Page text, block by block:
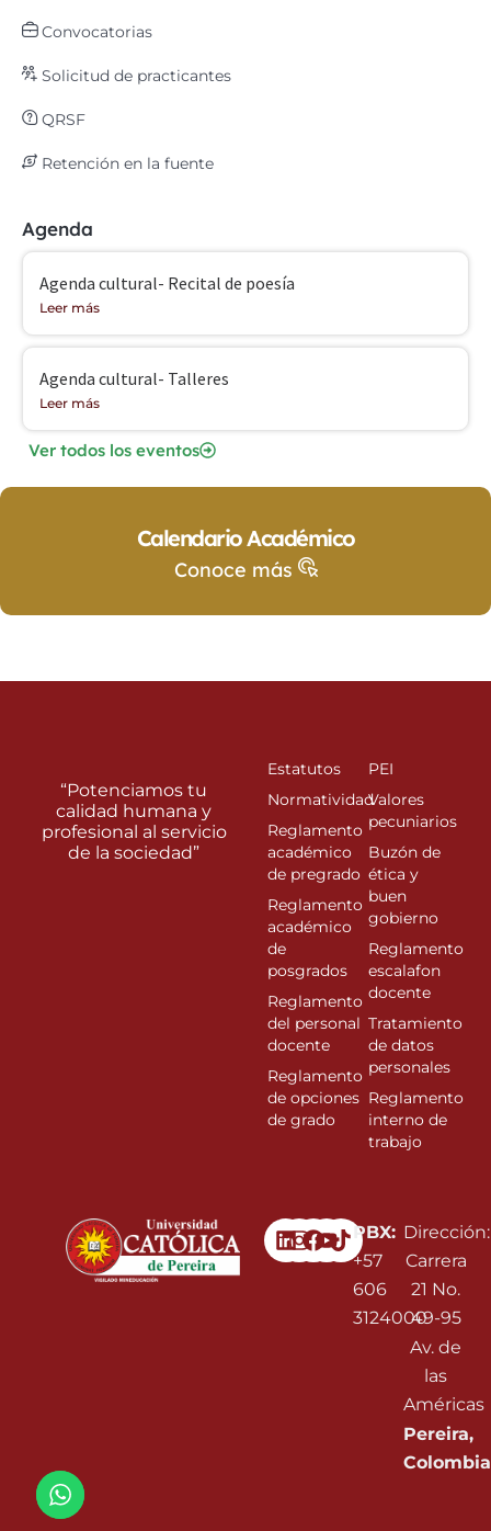
Convocatorias
Solicitud de practicantes
QRSF
Retención en la fuente
Agenda
Agenda cultural- Recital de poesía
Leer más
Agenda cultural- Talleres
Leer más
Ver todos los eventos
Calendario Académico
Conoce más
Linkedin
Instagram
Facebook
Youtube
PBX:
+57
606
3124000
Dirección:
Carrera
21 No.
49-95
Av. de
las
Américas
Pereira,
Colombia
“Potenciamos tu
calidad humana y
profesional al servicio
de la sociedad”
Estatutos
Normatividad
Reglamento
académico
de pregrado
Reglamento
académico
de
posgrados
Reglamento
del personal
docente
Reglamento
de opciones
de grado
PEI
Valores
pecuniarios
Buzón de
ética y
buen
gobierno
Reglamento
escalafon
docente
Tratamiento
de datos
personales
Reglamento
interno de
trabajo